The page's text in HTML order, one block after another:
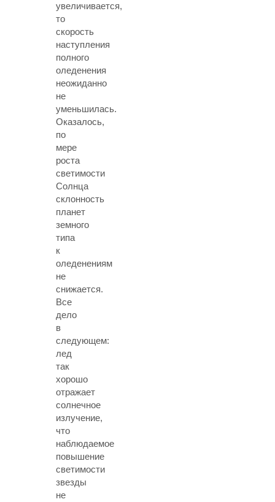
увеличивается,
то
скорость
наступления
полного
оледенения
неожиданно
не
уменьшилась.
Оказалось,
по
мере
роста
светимости
Солнца
склонность
планет
земного
типа
к
оледенениям
не
снижается.
Все
дело
в
следующем:
лед
так
хорошо
отражает
солнечное
излучение,
что
наблюдаемое
повышение
светимости
звезды
не